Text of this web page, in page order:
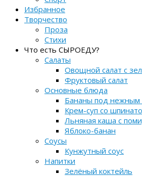
Избранное
Творчество
Проза
Стихи
Что есть СЫРОЕДУ?
Салаты
Овощной салат с
Фруктовый салат
Основные блюда
Бананы под нежным
Крем-суп со
Льняная каша с
Яблоко-банан
Соусы
Кунжутный соус
Напитки
Зелёный коктейль